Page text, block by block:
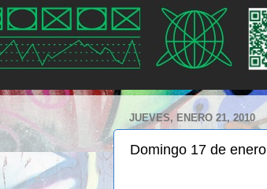
JUEVES, ENERO 21, 2010
Domingo 17 de